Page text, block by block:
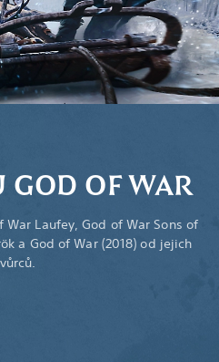
GOD OF WAR
Laufey, God of War Sons of
a God of War (2018) od jejich